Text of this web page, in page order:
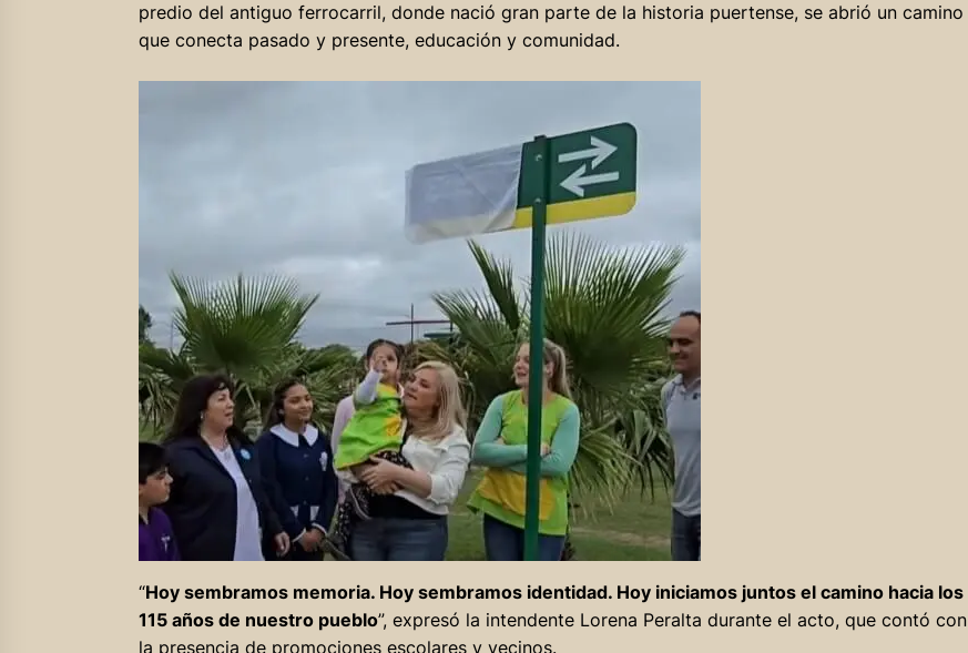
predio del antiguo ferrocarril, donde nació gran parte de la historia puertense, se abrió un camino
que conecta pasado y presente, educación y comunidad.
“Hoy sembramos memoria. Hoy sembramos identidad. Hoy iniciamos juntos el camino hacia los
115 años de nuestro pueblo”, expresó la intendente Lorena Peralta durante el acto, que contó con
la presencia de promociones escolares y vecinos.